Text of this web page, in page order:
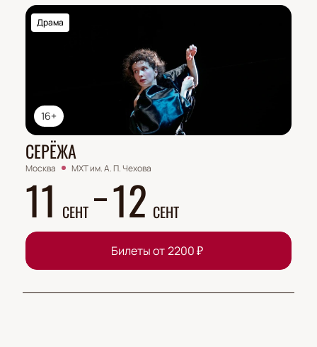
16+
Драма
СЕРЁЖА
Москва МХТ им. А. П. Чехова
11 СЕНТ 12 СЕНТ
Билеты от2200₽